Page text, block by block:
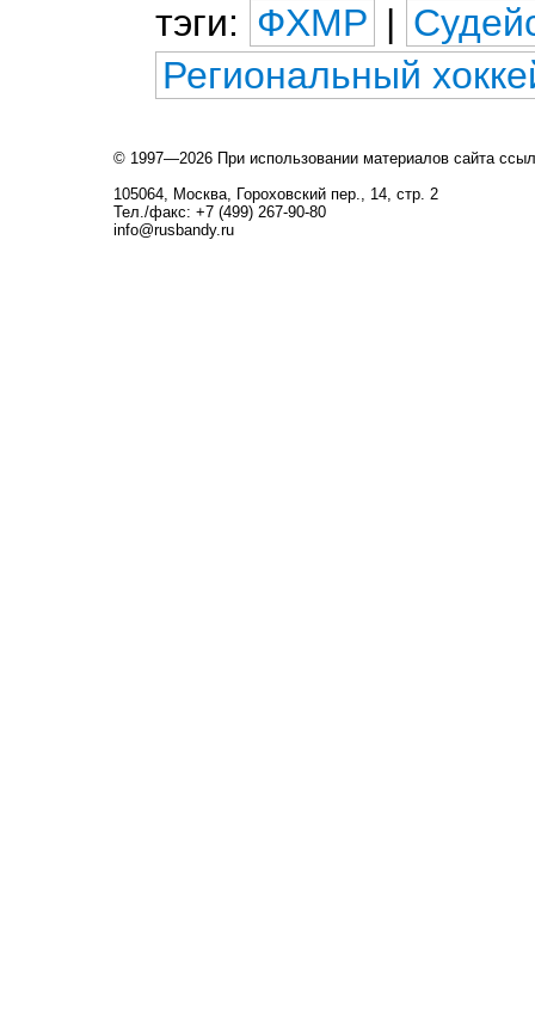
тэги: ФХМР |
Региональный
© 1997—2026 При использовании материалов сайта
105064, Москва, Гороховский пер., 14, стр. 2
Тел./факс: +7 (499) 267-90-80
info@rusbandy.ru